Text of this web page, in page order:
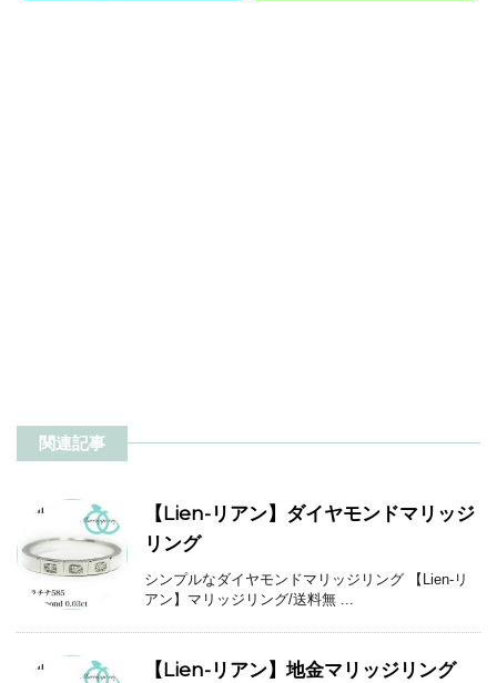
関連記事
【Lien-リアン】ダイヤモンドマリッジ
リング
シンプルなダイヤモンドマリッジリング 【Lien-リ
アン】マリッジリング/送料無 ...
【Lien-リアン】地金マリッジリング